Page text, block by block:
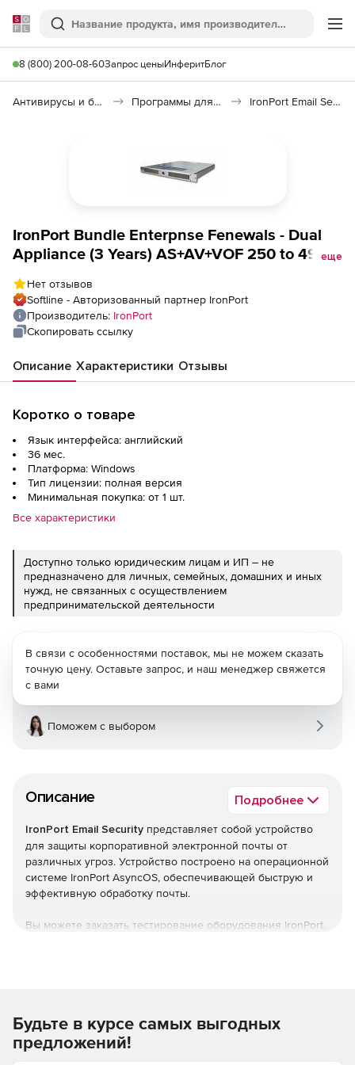
Softline
Поиск
8 (800) 200-08-60Запрос ценыИнферитБлог
Антивирусы и безопасность Программы для защиты информации IronPort Email Security
IronPort Bundle Enterpnse Fenewals - Dual
Appliance (3 Years) AS+AV+VOF 250 to 499
Appliance (3 Years) AS+AV+VOF 250 to 499
Mailboxes
еще
Нет отзывов
Softline - Авторизованный партнер IronPort
Производитель: IronPort
Скопировать ссылку
Описание Характеристики Отзывы
Коротко о товаре
Язык интерфейса: английский
36 мес.
Платформа: Windows
Тип лицензии: полная версия
Минимальная покупка: от 1 шт.
Все характеристики
Доступно только юридическим лицам и ИП – не
предназначено для личных, семейных, домашних и иных
нужд, не связанных с осуществлением
предпринимательской деятельности
Описание Подробнее
IronPort Email Security представляет собой устройство
для защиты корпоративной электронной почты от
различных угроз. Устройство построено на операционной
системе IronPort AsyncOS, обеспечивающей быструю и
эффективную обработку почты.
Вы можете заказать тестирование оборудования IronPort,
Функциональность платформыIronPort Email Security
может быть дополнительно расширена приложениями
для фильтрации спама и вирусов, сканирования
В связи с особенностями поставок, мы не можем сказать
точную цену. Оставьте запрос, и наш менеджер свяжется
с вами
Поможем с выбором
Будьте в курсе самых выгодных
предложений!